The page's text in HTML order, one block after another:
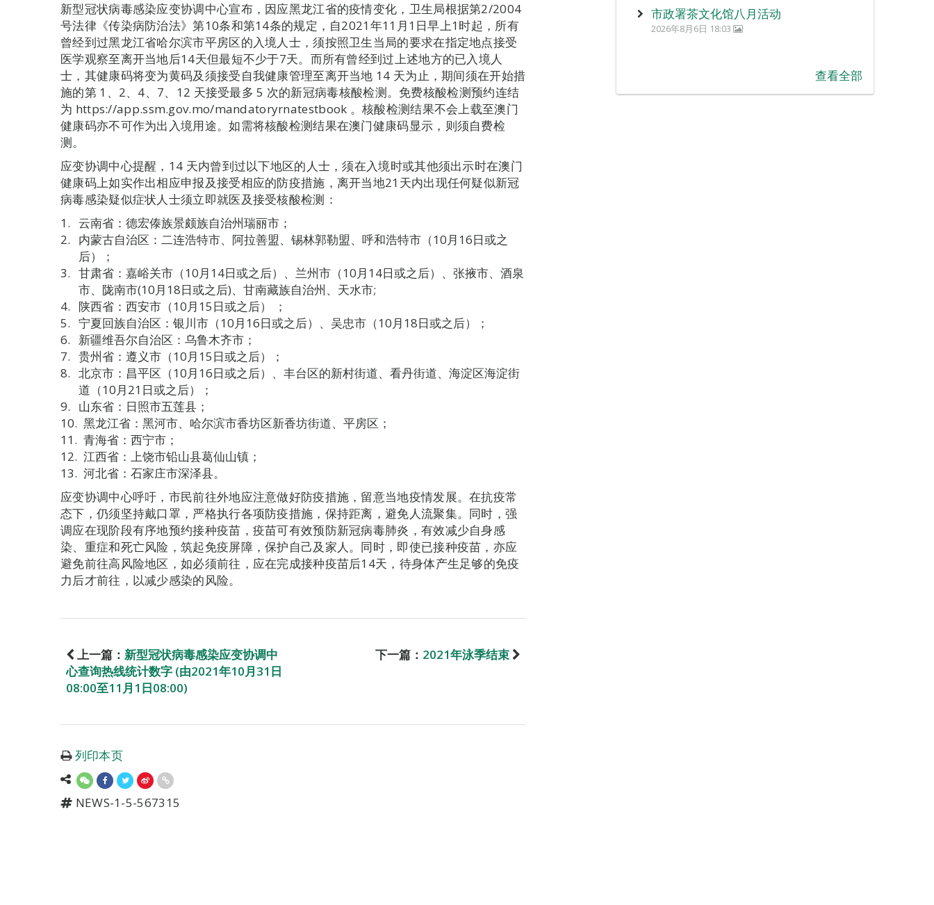
新型冠状病毒感染应变协调中心宣布，因应黑龙江省的疫情变化，卫生局根据第2/2004
号法律《传染病防治法》第10条和第14条的规定，自2021年11月1日早上1时起，所有
曾经到过黑龙江省哈尔滨市平房区的入境人士，须按照卫生当局的要求在指定地点接受
医学观察至离开当地后14天但最短不少于7天。而所有曾经到过上述地方的已入境人
士，其健康码将变为黄码及须接受自我健康管理至离开当地 14 天为止，期间须在开始措
施的第 1、2、4、7、12 天接受最多 5 次的新冠病毒核酸检测。免费核酸检测预约连结
为 https://app.ssm.gov.mo/mandatoryrnatestbook 。核酸检测结果不会上载至澳门
健康码亦不可作为出入境用途。如需将核酸检测结果在澳门健康码显示，则须自费检
测。
应变协调中心提醒，14 天内曾到过以下地区的人士，须在入境时或其他须出示时在澳门
健康码上如实作出相应申报及接受相应的防疫措施，离开当地21天内出现任何疑似新冠
病毒感染疑似症状人士须立即就医及接受核酸检测：
云南省：德宏傣族景颇族自治州瑞丽市；
内蒙古自治区：二连浩特市、阿拉善盟、锡林郭勒盟、呼和浩特市（10月16日或之
后）；
甘肃省：嘉峪关市（10月14日或之后）、兰州市（10月14日或之后）、张掖市、酒泉
市、陇南市(10月18日或之后)、甘南藏族自治州、天水市;
陕西省：西安市（10月15日或之后） ；
宁夏回族自治区：银川市（10月16日或之后）、吴忠市（10月18日或之后）；
新疆维吾尔自治区：乌鲁木齐市；
贵州省：遵义市（10月15日或之后）；
北京市：昌平区（10月16日或之后）、丰台区的新村街道、看丹街道、海淀区海淀街
道（10月21日或之后）；
山东省：日照市五莲县；
黑龙江省：黑河市、哈尔滨市香坊区新香坊街道、平房区；
青海省：西宁市；
江西省：上饶市铅山县葛仙山镇；
河北省：石家庄市深泽县。
应变协调中心呼吁，市民前往外地应注意做好防疫措施，留意当地疫情发展。在抗疫常
态下，仍须坚持戴口罩，严格执行各项防疫措施，保持距离，避免人流聚集。同时，强
调应在现阶段有序地预约接种疫苗，疫苗可有效预防新冠病毒肺炎，有效减少自身感
染、重症和死亡风险，筑起免疫屏障，保护自己及家人。同时，即使已接种疫苗，亦应
避免前往高风险地区，如必须前往，应在完成接种疫苗后14天，待身体产生足够的免疫
力后才前往，以减少感染的风险。
上一篇： 新型冠状病毒感染应变协调中
心查询热线统计数字 (由2021年10月31日
08:00至11月1日08:00)
下一篇： 2021年泳季结束
列印本页
NEWS-1-5-567315
市政署茶文化馆八月活动
2026年8月6日 18:03
查看全部